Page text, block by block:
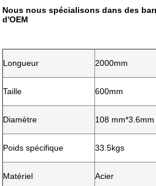
Nous nous spécialisons dans des
d'OEM
Longueur 2000mm
Taille 600mm
Diamètre 108 mm*3.6mm
Poids spécifique 33.5kgs
Matériel Acier